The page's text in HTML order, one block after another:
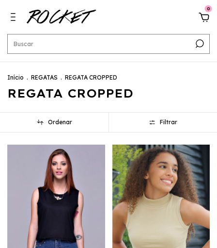
0
Início . REGATAS . REGATA CROPPED
REGATA CROPPED
Ordenar Filtrar